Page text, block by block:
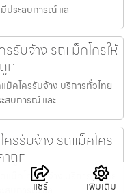
ประสบการณ์ แล
รับจ้าง รถแม็คโครให้
ก
ม็คโครรับจ้าง บริการทั่วไทย
สบการณ์ และ
รรับจ้าง รถแม็คโคร
าถูก
แม็คโครรับจ้าง บริการทั่วไทย
แชร์ เพิ่มเติม